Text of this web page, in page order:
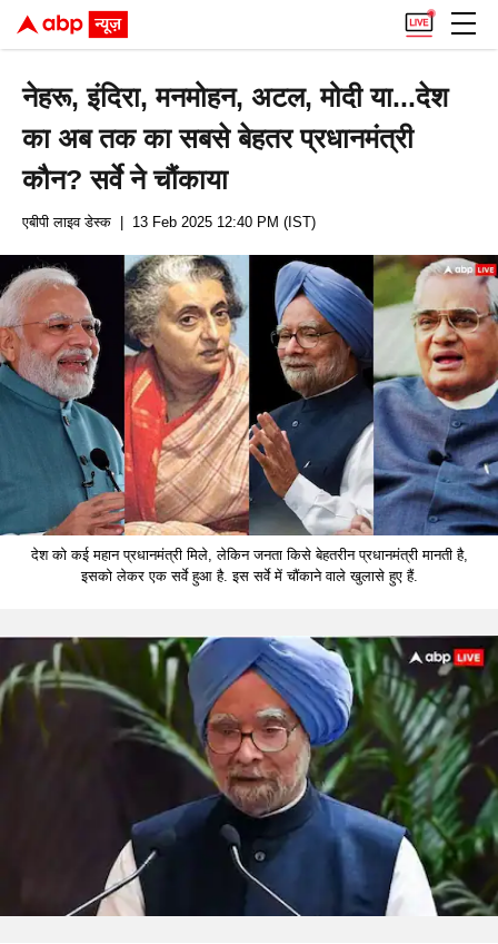
नेहरू, इंदिरा, मनमोहन, अटल, मोदी या...देश
का अब तक का सबसे बेहतर प्रधानमंत्री
कौन? सर्वे ने चौंकाया
एबीपी लाइव डेस्क | 13 Feb 2025 12:40 PM (IST)
देश को कई महान प्रधानमंत्री मिले, लेकिन जनता किसे बेहतरीन प्रधानमंत्री मानती है,
इसको लेकर एक सर्वे हुआ है. इस सर्वे में चौंकाने वाले खुलासे हुए हैं.